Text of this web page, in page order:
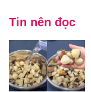
Tin nên đọc